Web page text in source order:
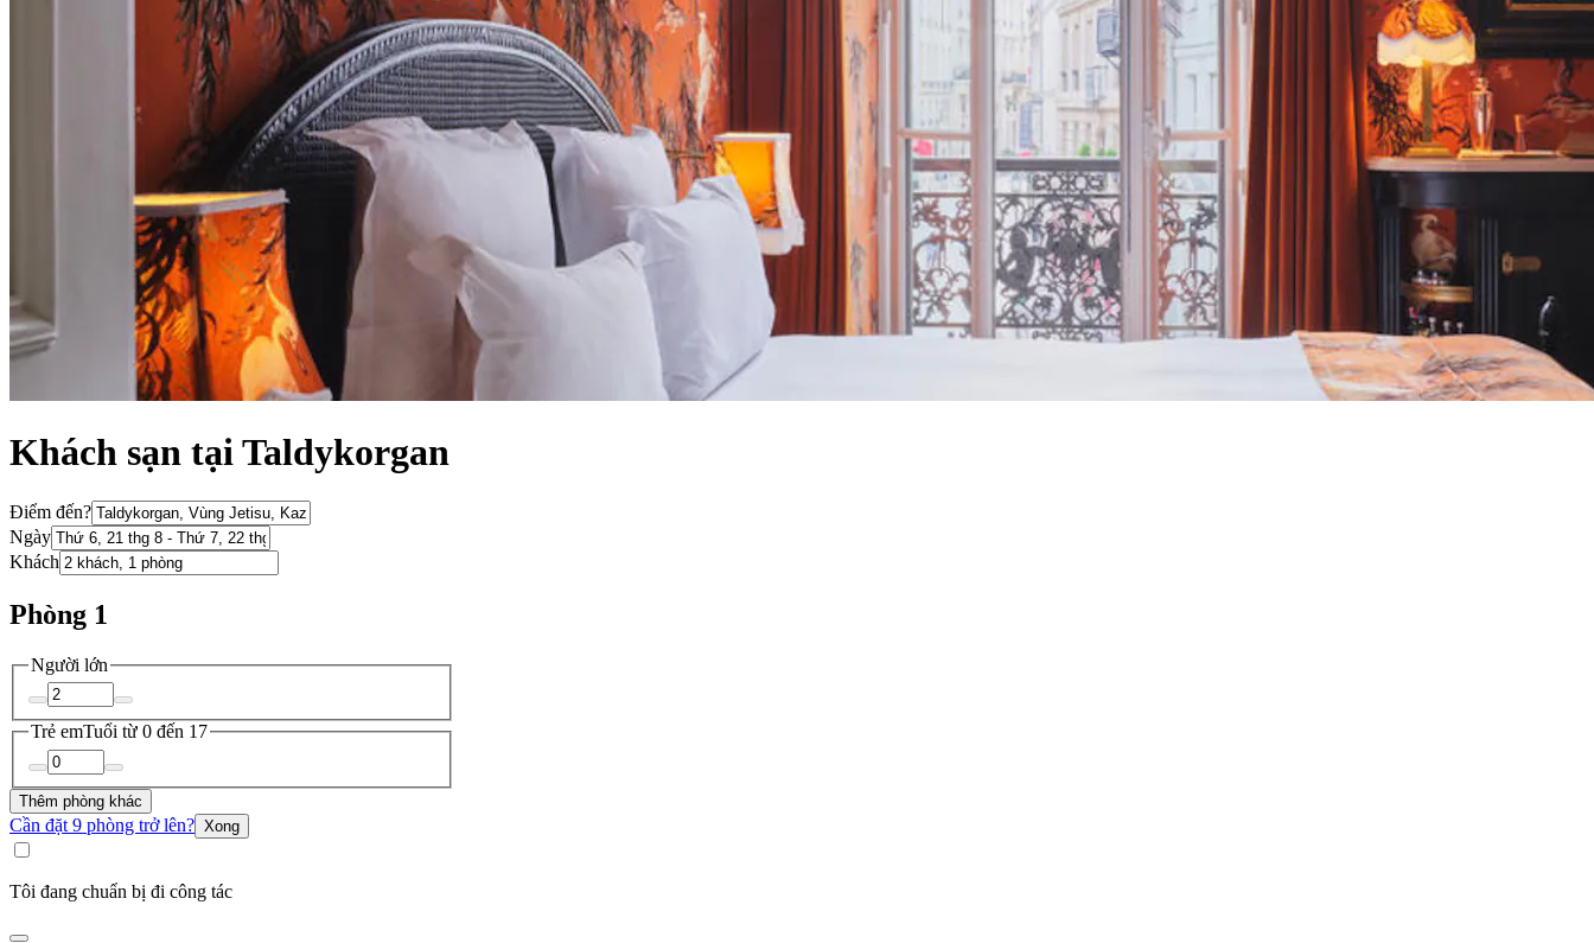
Khách sạn tại Taldykorgan
Điểm đến?
Ngày
Khách
Phòng 1
Người lớn
Trẻ emTuổi từ 0 đến 17
Thêm phòng khác
Cần đặt 9 phòng trở lên? Xong
Tôi đang chuẩn bị đi công tác